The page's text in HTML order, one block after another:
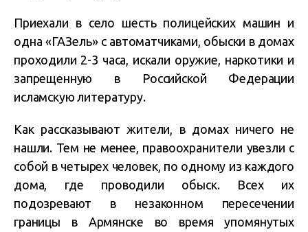
Приехали в село шесть полицейских машин и
одна «ГАЗель» с автоматчиками, обыски в домах
проходили 2-3 часа, искали оружие, наркотики и
запрещенную в Российской Федерации
исламскую литературу.
Как рассказывают жители, в домах ничего не
нашли. Тем не менее, правоохранители увезли с
собой в четырех человек, по одному из каждого
дома, где проводили обыск. Всех их
подозревают в незаконном пересечении
границы в Армянске во время упомянутых